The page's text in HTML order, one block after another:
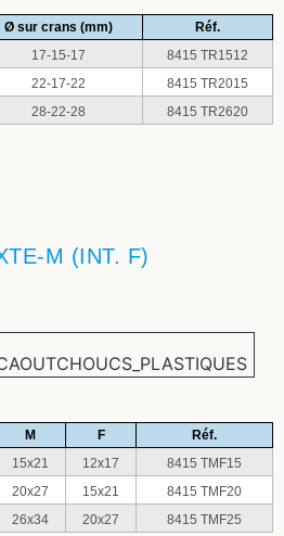
Ø sur crans (mm)
Réf.
17-15-17
8415 TR1512
22-17-22
8415 TR2015
28-22-28 8415 TR2620
M (INT. F)
M F
Réf.
15x21 12x17
8415 TMF15
20x27 15x21
8415 TMF20
26x34 20x27 8415 TMF25